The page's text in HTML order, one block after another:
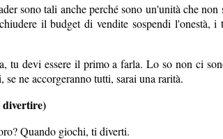
sono tali anche perché sono un'unità che non
il budget di vendite sospendi l'onestà,
tu devi essere il primo a farla. Lo so non ci
se ne accorgeranno tutti, sarai una rarità.
divertire)
Quando giochi, ti diverti.